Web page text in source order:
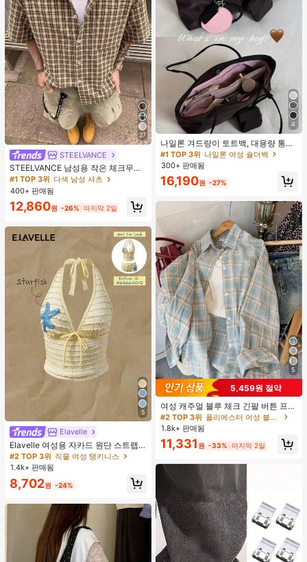
27
STEELVANCE
STEELVANCE 남성용 작은 체크무늬
반팔 셔츠, 단일 포켓 클래식 스타일,
격식 또는 캐주얼한 경우, 휴가, 식사,
사무실, 캐주얼 홈웨어에 적합, 다용
도, 편안한 원단 셔츠, 자신에게 입거
나 선물하기에 좋습니다
#1 TOP 3위 다색 남성 셔츠
400+ 판매됨
12,860원 -26% 마지막 2일
5
Elavelle
Elavelle 여성용 자카드 원단 스트랩
불가사리 장식 홀터 탑, 봄/여름에 적
합 (탑만 포함, 반바지 미포함)
#2 TOP 3위 직물 여성 탱키니스
1.4k+ 판매됨
8,702원 -24%
4
나일론 겨드랑이 토트백, 대용량 통근
숄더백, 작은 메이크업 백 포함, 펜던
트 미포함, 가벼운 일상 핸드백 (펜던
트 미포함)
#1 TOP 3위 나일론 여성 숄더백
300+ 판매됨
16,190원 -27%
5
5,459원 절약
여성 캐주얼 블루 체크 긴팔 버튼 프론
트 폴리에스터 셔츠, 레귤러 핏, 봄 의
류, 편안한 스타일
#2 TOP 3위
폴리에스터 여성 블라우스
1.8k+ 판매됨
11,331 원 -33% 마지막 2일